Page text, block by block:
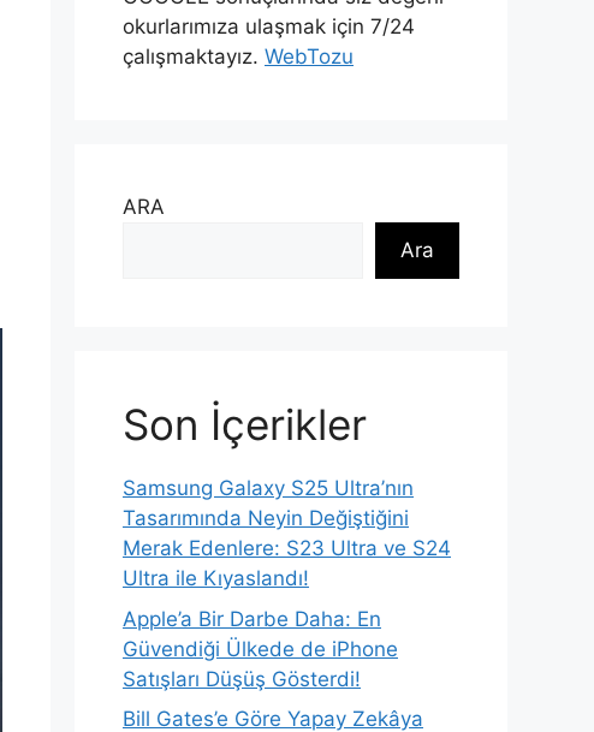
okurlarımıza ulaşmak için 7/24
çalışmaktayız. WebTozu
ARA
Ara
Son İçerikler
Samsung Galaxy S25 Ultra’nın
Tasarımında Neyin Değiştiğini
Merak Edenlere: S23 Ultra ve S24
Ultra ile Kıyaslandı!
Apple’a Bir Darbe Daha: En
Güvendiği Ülkede de iPhone
Satışları Düşüş Gösterdi!
Bill Gates’e Göre Yapay Zekâya